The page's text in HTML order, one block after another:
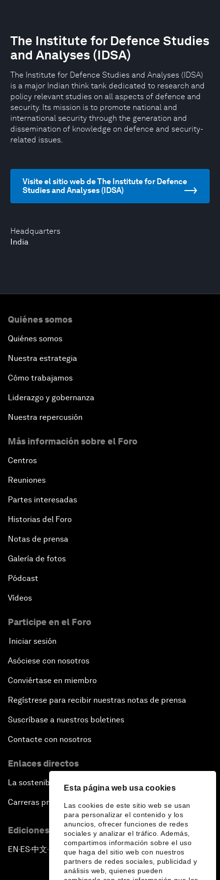
Esta página web usa cookies
Las cookies de este sitio web se usan
para personalizar el contenido y los
anuncios, ofrecer funciones de redes
sociales y analizar el tráfico. Además,
compartimos información sobre el uso
que haga del sitio web con nuestros
partners de redes sociales, publicidad y
análisis web, quienes pueden
Headquarters
India
The Institute for Defence Studies
and Analyses (IDSA)
The Institute for Defence Studies and Analyses (IDSA)
is a major Indian think tank dedicated to research and
policy relevant studies on all aspects of defence and
security. Its mission is to promote national and
international security through the generation and
dissemination of knowledge on defence and security-
related issues.
Visite el sitio web de The Institute for Defence
Studies and Analyses (IDSA)
Quiénes somos
Quiénes somos
Nuestra estrategia
Cómo trabajamos
Liderazgo y gobernanza
Nuestra repercusión
Más información sobre el Foro
Centros
Reuniones
Partes interesadas
Historias del Foro
Notas de prensa
Galería de fotos
Pódcast
Vídeos
Participe en el Foro
Iniciar sesión
Asóciese con nosotros
Conviértase en miembro
Regístrese para recibir nuestras notas de prensa
Suscríbase a nuestros boletines
Contacte con nosotros
Enlaces directos
La sostenibilidad en el Foro
Carreras profesionales
Ediciones en otros idiomas
EN ▪ES▪中文▪ 日本語